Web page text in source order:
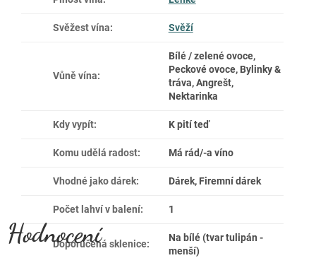
Svěžest vína: Svěží
Vůně vína:
Bílé / zelené ovoce,
Peckové ovoce, Bylinky &
tráva, Angrešt,
Nektarinka
Kdy vypít: K pití teď
Komu udělá radost: Má rád/-a víno
Vhodné jako dárek: Dárek, Firemní dárek
Počet lahví v balení: 1
Doporučená sklenice:
Na bílé (tvar tulipán -
menší)